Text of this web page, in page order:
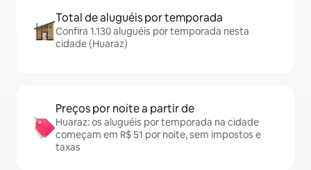
Total de aluguéis por temporada
Confira 1.130 aluguéis por temporada nesta
cidade (Huaraz)
Preços por noite a partir de
Huaraz: os aluguéis por temporada na cidade
começam em R$ 51 por noite, sem impostos e
taxas